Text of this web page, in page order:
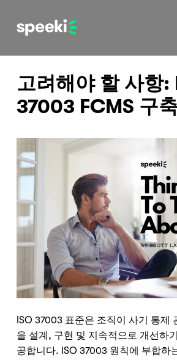
고려해야 할 사항:
37003 FCMS 구축
ISO 37003 표준은 조직이 사기 통제
을 설계, 구현 및 지속적으로 개선하
공합니다. ISO 37003 원칙에 부합하